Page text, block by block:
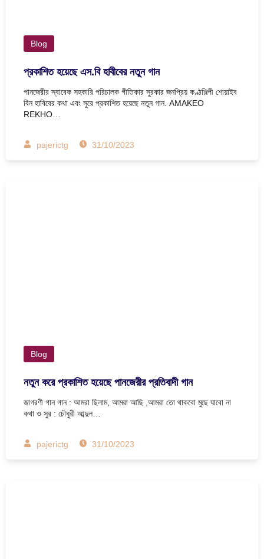
Blog
প্রকাশিত হয়েছে এস.বি হাবীবের নতুন গান
পানজেরীর স্বাবেক সহকারি পরিচালক গীতিকার সুরকার জনপ্রিয় কণ্ঠশিল্পী শোয়াইব
বিন হাবিবের কথা এবং সুরে প্রকাশিত হয়েছে নতুন গান. AMAKEO
REKHO…
pajerictg 31/10/2023
Blog
নতুন করে প্রকাশিত হয়েছে পানজেরীর প্রতিবাদী গান
জাগরণী গান গান : আমরা ছিলাম, আমরা আছি ,আমরা তো থাকবো মুছে যাবো না
কথা ও সুর : চৌধুরী আব্দুল…
pajerictg 31/10/2023